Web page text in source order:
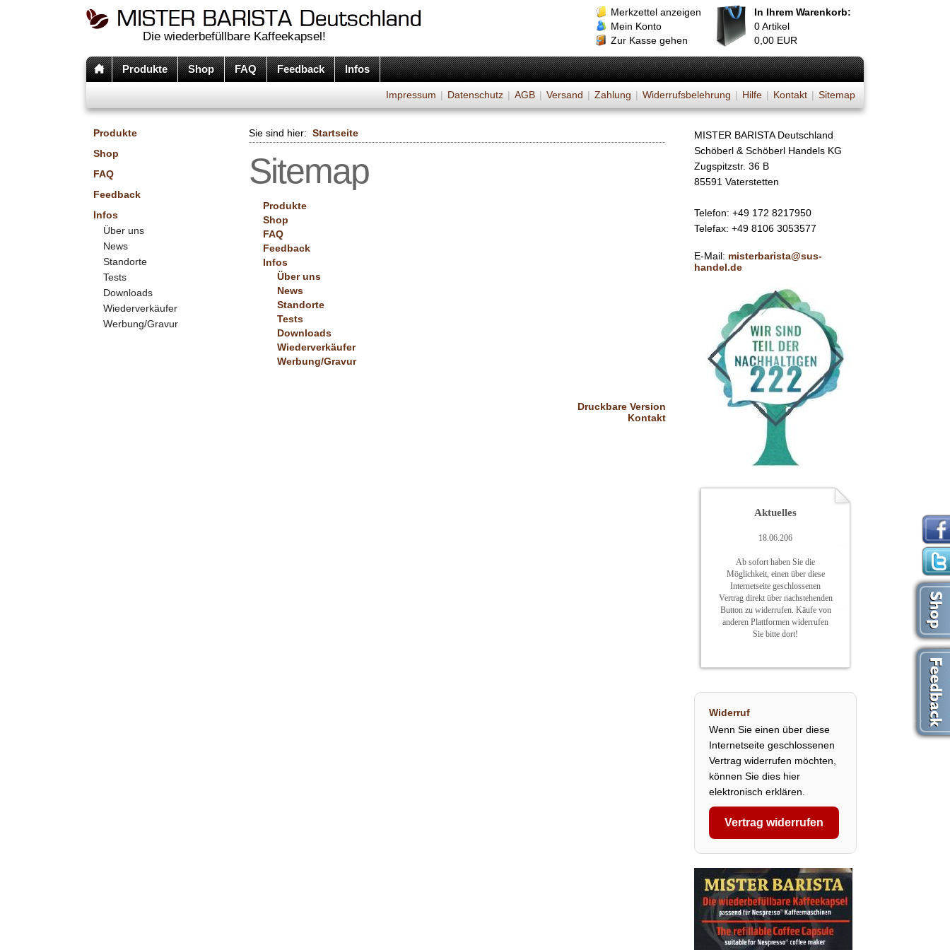
Die wiederbefüllbare Kaffeekapsel!
Merkzettel anzeigen
Mein Konto
Zur Kasse gehen
In Ihrem Warenkorb:
0Artikel
0,00 EUR
Produkte Shop FAQ Feedback Infos
Impressum | Datenschutz | AGB | Versand | Zahlung | Widerrufsbelehrung | Hilfe | Kontakt | Sitemap
Produkte
Shop
FAQ
Feedback
Infos
Über uns
News
Standorte
Tests
Downloads
Wiederverkäufer
Werbung/Gravur
Sie sind hier: Startseite
Sitemap
Produkte
Shop
FAQ
Feedback
Infos
Über uns
News
Standorte
Tests
Downloads
Wiederverkäufer
Werbung/Gravur
Druckbare Version
Kontakt
MISTER BARISTA Deutschland
Schöberl & Schöberl Handels KG
Zugspitzstr. 36 B
85591 Vaterstetten
Telefon: +49 172 8217950
Telefax: +49 8106 3053577
E-Mail: misterbarista@sus-
handel.de
Aktuelles
18.06.206
Ab sofort haben Sie die
Möglichkeit, einen über diese
Internetseite geschlossenen
Vertrag direkt über nachstehenden
Button zu widerrufen. Käufe von
anderen Plattformen widerrufen
Sie bitte dort!
Widerruf
Wenn Sie einen über diese
Internetseite geschlossenen
Vertrag widerrufen möchten,
können Sie dies hier
elektronisch erklären.
Vertrag widerrufen